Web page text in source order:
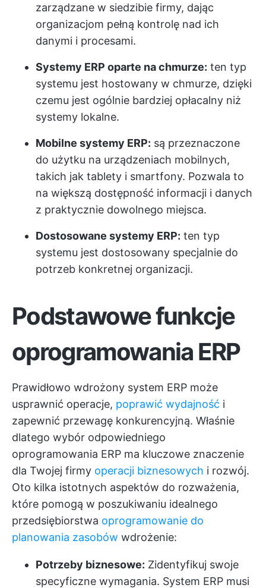
zarządzane w siedzibie firmy, dając
organizacjom pełną kontrolę nad ich
danymi i procesami.
Systemy ERP oparte na chmurze: ten typ
systemu jest hostowany w chmurze, dzięki
czemu jest ogólnie bardziej opłacalny niż
systemy lokalne.
Mobilne systemy ERP: są przeznaczone
do użytku na urządzeniach mobilnych,
takich jak tablety i smartfony. Pozwala to
na większą dostępność informacji i danych
z praktycznie dowolnego miejsca.
Dostosowane systemy ERP: ten typ
systemu jest dostosowany specjalnie do
potrzeb konkretnej organizacji.
Podstawowe funkcje
oprogramowania ERP
Prawidłowo wdrożony system ERP może
usprawnić operacje, poprawić wydajność i
zapewnić przewagę konkurencyjną. Właśnie
dlatego wybór odpowiedniego
oprogramowania ERP ma kluczowe znaczenie
dla Twojej firmy operacji biznesowych i rozwój.
Oto kilka istotnych aspektów do rozważenia,
które pomogą w poszukiwaniu idealnego
przedsiębiorstwa oprogramowanie do
planowania zasobów wdrożenie:
Potrzeby biznesowe: Zidentyfikuj swoje
specyficzne wymagania. System ERP musi